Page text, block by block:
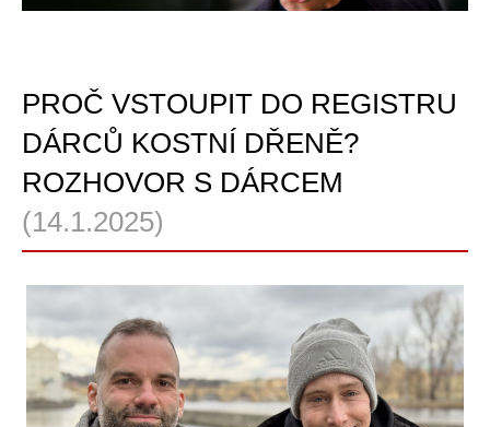
PROČ VSTOUPIT DO REGISTRU
DÁRCŮ KOSTNÍ DŘENĚ?
ROZHOVOR S DÁRCEM
(14.1.2025)